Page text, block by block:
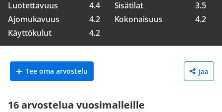
Luotettavuus
4.4
Ajomukavuus
4.2
Käyttökulut
4.2
Sisätilat
3.5
Kokonaisuus
4.2
Tee oma arvostelu Jaa
16 arvostelua vuosimalleille